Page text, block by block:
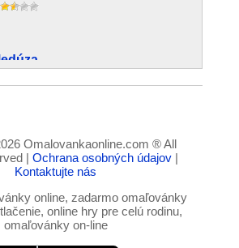
Claus
1,470x
námorník
1,159x
Omalovankaonline.com ® All
| Ochrana osobných údajov |
Kontaktujte nás
online, zadarmo omaľovánky
online hry pre celú rodinu,
omaľovánky on-line